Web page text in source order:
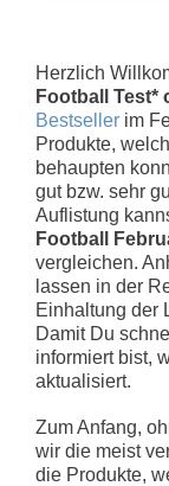
Herzlich
Football Test*
Bestseller im
Produkte,
behaupten
gut bzw. sehr
Auflistung
Football
vergleichen.
lassen in der
Einhaltung der
Damit Du
informiert bist,
aktualisiert.
Zum Anfang,
wir die meist
die Produkte,